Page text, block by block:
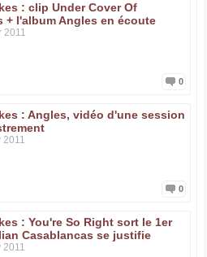
: clip Under Cover Of
+ l'album Angles en écoute
2011
0
: Angles, vidéo d'une session
2011
0
: You're So Right sort le 1er
Casablancas se justifie
2011